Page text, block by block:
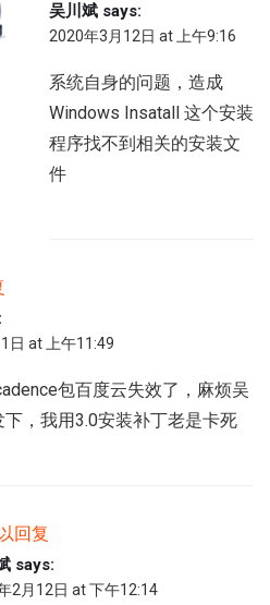
吴川斌 says:
2020年3月12日 at 上午9:16
系统自身的问题，造成
Windows Insatall 这个安装
程序找不到相关的安装文
件
日 at 上午11:49
包百度云失效了，麻烦吴
，我用3.0安装补丁老是卡死
回复
says:
2月12日 at 下午12:14